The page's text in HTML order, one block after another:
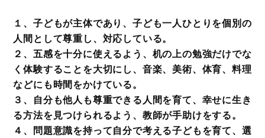
１、子どもが主体であり、子ども一人ひとりを個別の
人間として尊重し、対応している。
２、五感を十分に使えるよう、机の上の勉強だけでな
く体験することを大切にし、音楽、美術、体育、料理
などにも時間をかけている。
３、自分も他人も尊重できる人間を育て、幸せに生き
る方法を見つけられるよう、教師が手助けをする。
４、問題意識を持って自分で考える子どもを育て、選